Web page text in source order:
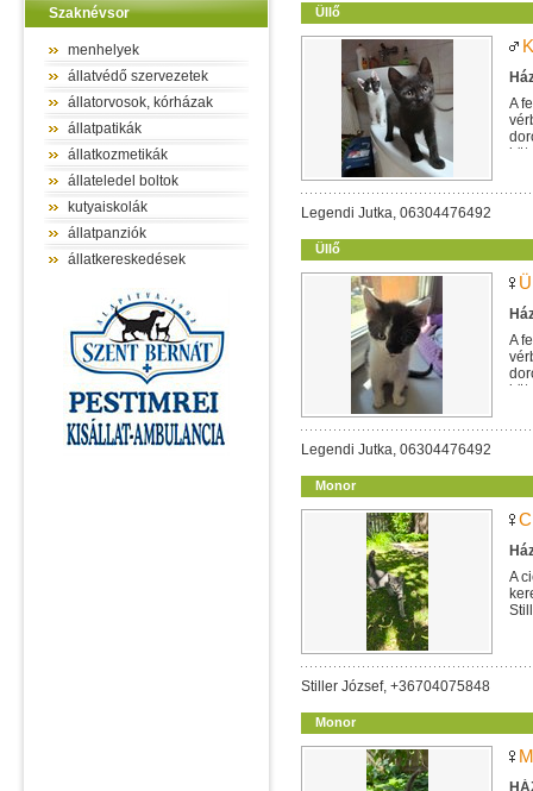
Szaknévsor
menhelyek
állatvédő szervezetek
állatorvosok, kórházak
állatpatikák
állatkozmetikák
állateledel boltok
kutyaiskolák
állatpanziók
állatkereskedések
Üllő
A
Legendi Jutka, 06304476492
Üllő
A
Legendi Jutka, 06304476492
Monor
A
Stiller József, +36704075848
Monor